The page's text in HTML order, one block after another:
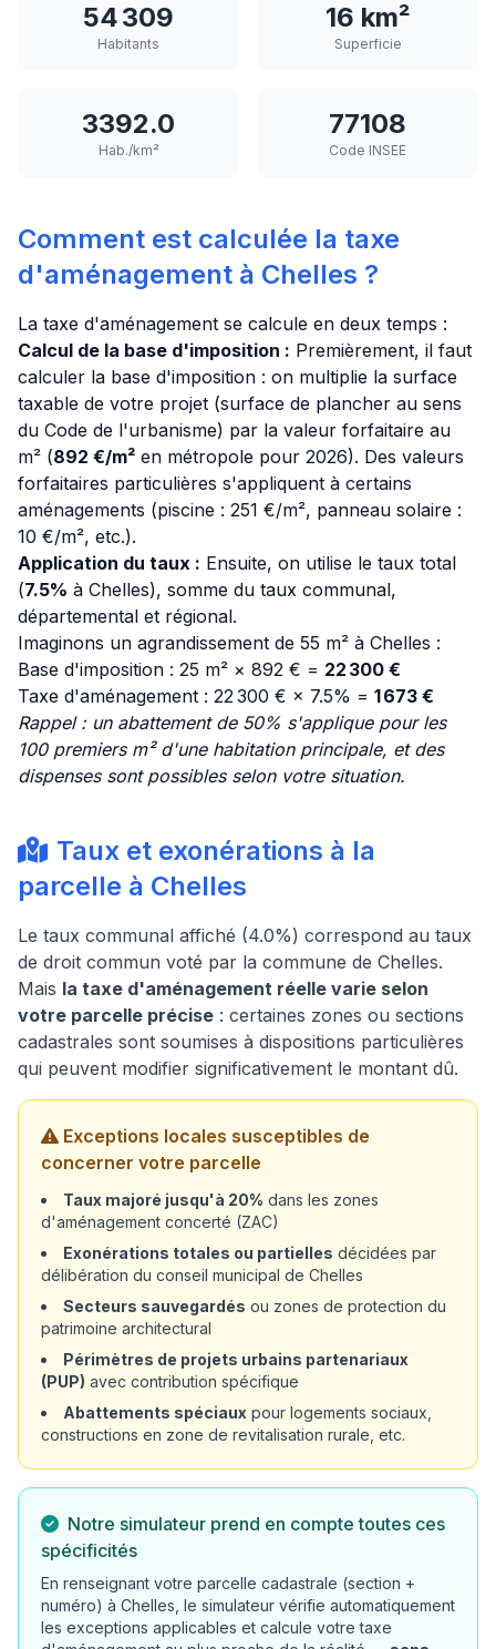
54 309
Habitants
16 km²
Superficie
3392.0
Hab./km²
77108
Code INSEE
Comment est calculée la taxe
d'aménagement à Chelles ?
La taxe d'aménagement se calcule en deux temps :
Calcul de la base d'imposition : Premièrement, il faut
calculer la base d'imposition : on multiplie la surface
taxable de votre projet (surface de plancher au sens
du Code de l'urbanisme) par la valeur forfaitaire au
m² (892 €/m² en métropole pour 2026). Des valeurs
forfaitaires particulières s'appliquent à certains
aménagements (piscine : 251 €/m², panneau solaire :
10 €/m², etc.).
Application du taux : Ensuite, on utilise le taux total
(7.5% à Chelles), somme du taux communal,
départemental et régional.
Imaginons un agrandissement de 55 m² à Chelles :
Base d'imposition : 25 m² × 892 € = 22 300 €
Taxe d'aménagement : 22 300 € × 7.5% = 1 673 €
Rappel : un abattement de 50% s'applique pour les
100 premiers m² d'une habitation principale, et des
dispenses sont possibles selon votre situation.
Taux et exonérations à la
parcelle à Chelles
Le taux communal affiché (4.0%) correspond au taux
de droit commun voté par la commune de Chelles.
Mais la taxe d'aménagement réelle varie selon
votre parcelle précise : certaines zones ou sections
cadastrales sont soumises à dispositions particulières
qui peuvent modifier significativement le montant dû.
Exceptions locales susceptibles de
concerner votre parcelle
Taux majoré jusqu'à 20% dans les zones
d'aménagement concerté (ZAC)
Exonérations totales ou partielles décidées par
délibération du conseil municipal de Chelles
Secteurs sauvegardés ou zones de protection du
patrimoine architectural
Périmètres de projets urbains partenariaux
(PUP) avec contribution spécifique
Abattements spéciaux pour logements sociaux,
constructions en zone de revitalisation rurale, etc.
Notre simulateur prend en compte toutes ces
spécificités
En renseignant votre parcelle cadastrale (section +
numéro) à Chelles, le simulateur vérifie automatiquement
les exceptions applicables et calcule votre taxe